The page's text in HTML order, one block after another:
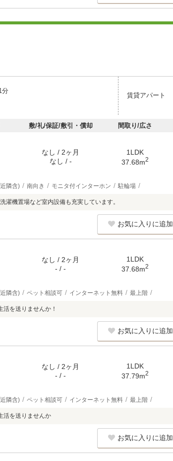
分
賃貸アパート
敷/礼/保証/敷引・償却 間取り/広さ
なし / 2ヶ月
なし / -
1LDK
37.68m2
隣含) 南向き モニタ付インターホン 駐輪場
濯機置場など室内設備も充実しています。
お気に入りに追加
なし / 2ヶ月
- / -
1LDK
37.68m2
隣含) ペット相談可 インターネット無料 最上階
を送りませんか！
お気に入りに追加
なし / 2ヶ月
- / -
1LDK
37.79m2
隣含) ペット相談可 インターネット無料 最上階
活を送りませんか
お気に入りに追加